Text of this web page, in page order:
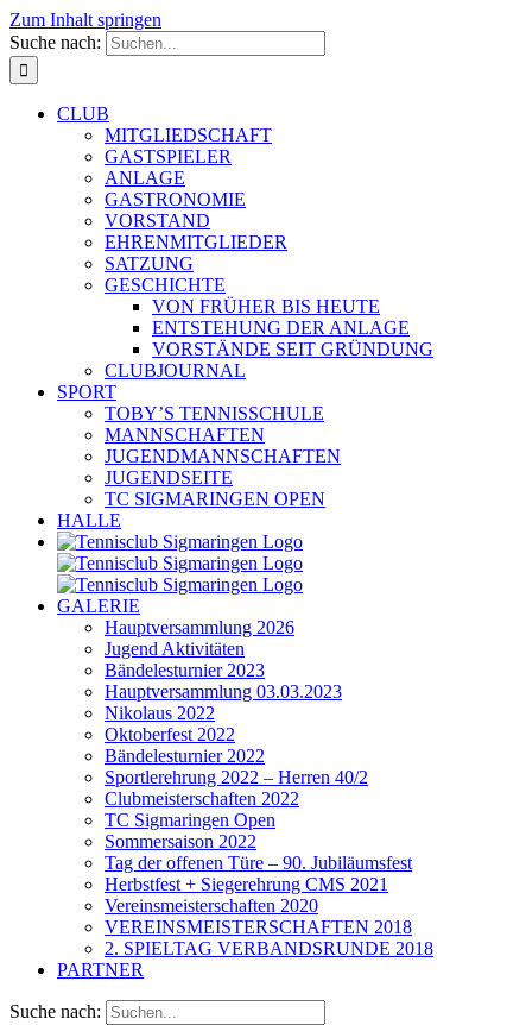
Zum Inhalt springen
Suche nach:
CLUB
MITGLIEDSCHAFT
GASTSPIELER
ANLAGE
GASTRONOMIE
VORSTAND
EHRENMITGLIEDER
SATZUNG
GESCHICHTE
VON FRÜHER BIS HEUTE
ENTSTEHUNG DER ANLAGE
VORSTÄNDE SEIT GRÜNDUNG
CLUBJOURNAL
SPORT
TOBY’S TENNISSCHULE
MANNSCHAFTEN
JUGENDMANNSCHAFTEN
JUGENDSEITE
TC SIGMARINGEN OPEN
HALLE
GALERIE
Hauptversammlung 2026
Jugend Aktivitäten
Bändelesturnier 2023
Hauptversammlung 03.03.2023
Nikolaus 2022
Oktoberfest 2022
Bändelesturnier 2022
Sportlerehrung 2022 – Herren 40/2
Clubmeisterschaften 2022
TC Sigmaringen Open
Sommersaison 2022
Tag der offenen Türe – 90. Jubiläumsfest
Herbstfest + Siegerehrung CMS 2021
Vereinsmeisterschaften 2020
VEREINSMEISTERSCHAFTEN 2018
2. SPIELTAG VERBANDSRUNDE 2018
PARTNER
Suche nach: